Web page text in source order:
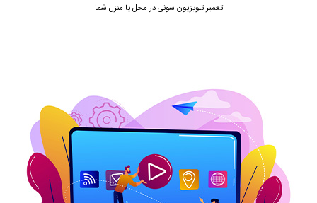
تعمیر تلویزیون سونی در محل یا منزل شما